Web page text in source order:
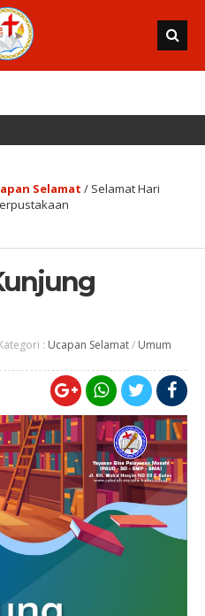
Selamat / Selamat Hari
: Ucapan Selamat/ Umum